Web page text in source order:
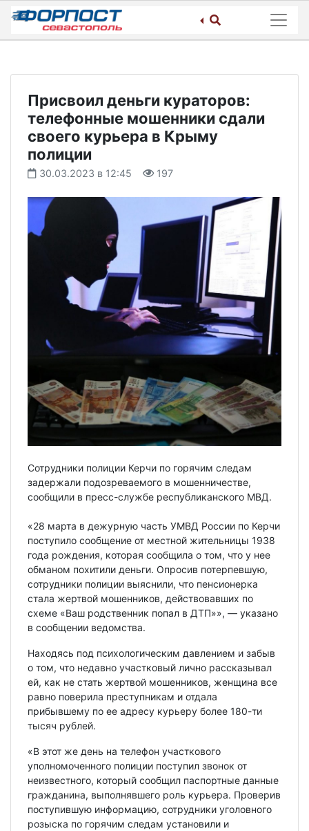
Skip
content
Присвоил деньги кураторов:
телефонные мошенники сдали
своего курьера в Крыму
полиции
30.03.2023 в 12:45 197
Сотрудники полиции Керчи по горячим следам
задержали подозреваемого в мошенничестве,
сообщили в пресс-службе республиканского МВД.
«28 марта в дежурную часть УМВД России по Керчи
поступило сообщение от местной жительницы 1938
года рождения, которая сообщила о том, что у нее
обманом похитили деньги. Опросив потерпевшую,
сотрудники полиции выяснили, что пенсионерка
стала жертвой мошенников, действовавших по
схеме «Ваш родственник попал в ДТП»», — указано
в сообщении ведомства.
Находясь под психологическим давлением и забыв
о том, что недавно участковый лично рассказывал
ей, как не стать жертвой мошенников, женщина все
равно поверила преступникам и отдала
прибывшему по ее адресу курьеру более 180-ти
тысяч рублей.
«В этот же день на телефон участкового
уполномоченного полиции поступил звонок от
неизвестного, который сообщил паспортные данные
гражданина, выполнявшего роль курьера. Проверив
поступившую информацию, сотрудники уголовного
розыска по горячим следам установили и